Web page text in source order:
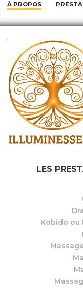
À PROPOS
LES
Kobido ou